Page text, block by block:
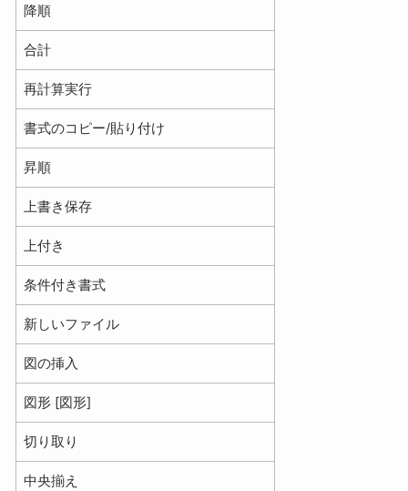
降順
合計
再計算実行
書式のコピー/貼り付け
昇順
上書き保存
上付き
条件付き書式
新しいファイル
図の挿入
図形 [図形]
切り取り
中央揃え